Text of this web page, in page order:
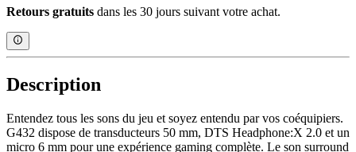
Retours gratuits dans les 30 jours suivant votre achat.
Description
Entendez tous les sons du jeu et soyez entendu par vos coéquipiers.
G432 dispose de transducteurs 50 mm, ​​DTS Headphone:X 2.0 et un
micro 6 mm pour une expérience gaming complète. Le son surround